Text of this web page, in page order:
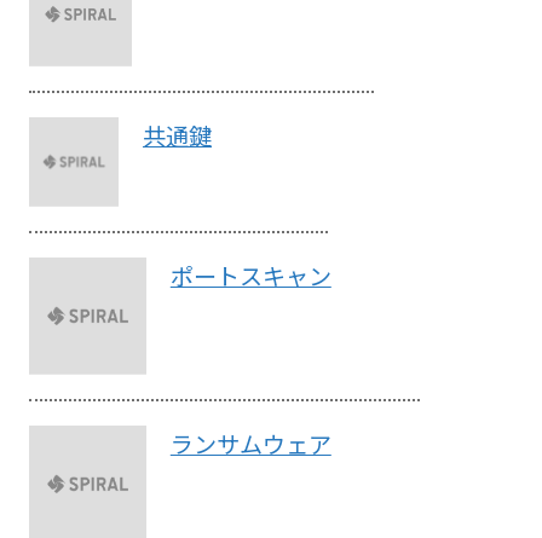
共通鍵
ポートスキャン
ランサムウェア